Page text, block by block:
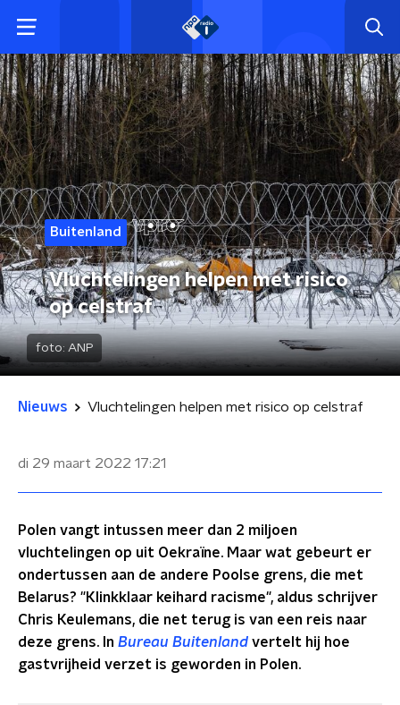
Buitenland
Vluchtelingen helpen met risico
op celstraf
foto: ANP
Nieuws Vluchtelingen helpen met risico op celstraf
di 29 maart 2022 17:21
Polen vangt intussen meer dan 2 miljoen
vluchtelingen op uit Oekraïne. Maar wat gebeurt er
ondertussen aan de andere Poolse grens, die met
Belarus? "Klinkklaar keihard racisme", aldus schrijver
Chris Keulemans, die net terug is van een reis naar
deze grens. In Bureau Buitenland vertelt hij hoe
gastvrijheid verzet is geworden in Polen.